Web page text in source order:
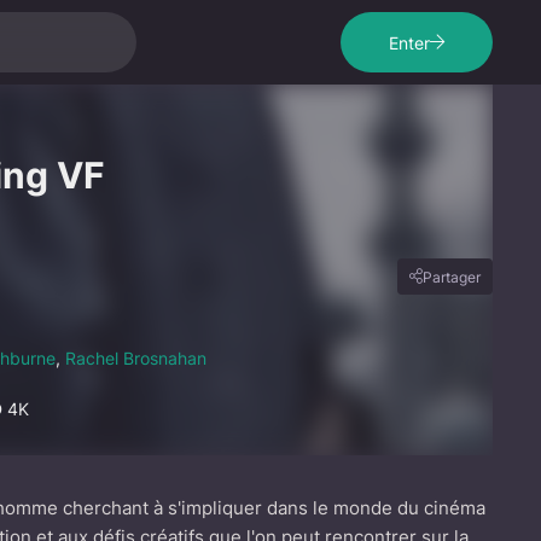
Enter
VF
Partager
, Rachel Brosnahan
4K
cherchant à s'impliquer dans le monde du cinéma